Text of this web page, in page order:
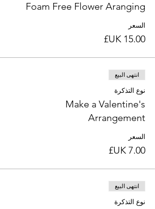
Foam Free Flower Aranging
السعر
انتهى البيع
نوع التذكرة
Make a Valentine's
Arrangement
السعر
انتهى البيع
نوع التذكرة